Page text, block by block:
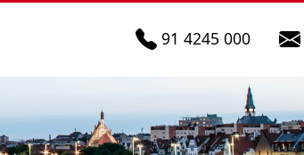
telefon do infolinii:
91 4245 000